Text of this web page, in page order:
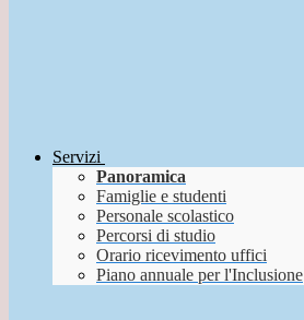
Servizi
Panoramica
Famiglie e studenti
Personale scolastico
Percorsi di studio
Orario ricevimento uffici
Piano annuale per l'Inclusione